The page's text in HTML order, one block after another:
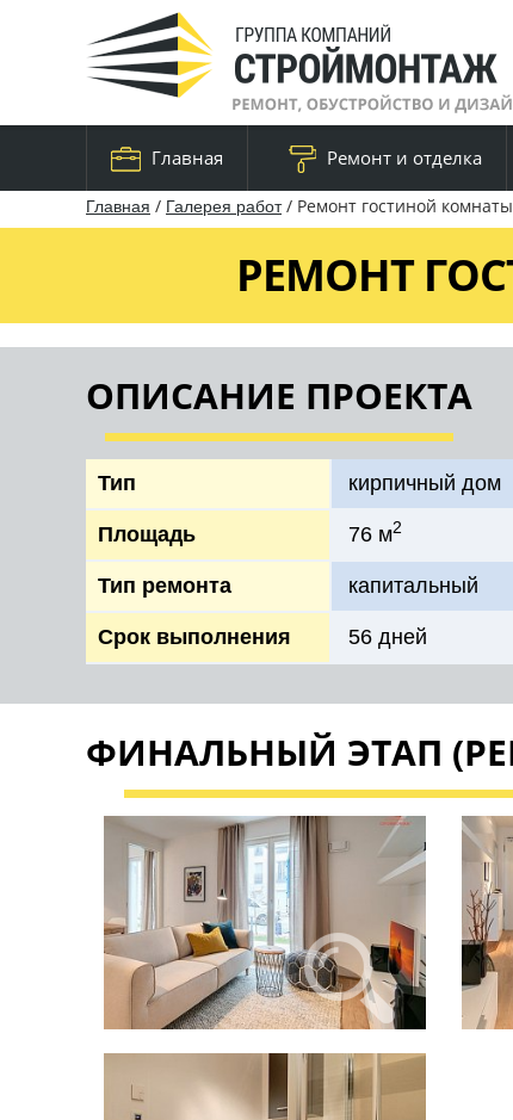
Главная Ремонт и отделка
Главная / Галерея работ/ Ремонт гостиной
РЕМОНТ
ОПИСАНИЕ ПРОЕКТА
Тип кирпичный дом
Площадь 76 м2
Тип ремонта капитальный
Срок выполнения 56 дней
ФИНАЛЬНЫЙ ЭТАП